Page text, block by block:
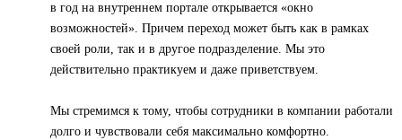
в год на внутреннем портале открывается «окно
возможностей». Причем переход может быть как в рамках
своей роли, так и в другое подразделение. Мы это
действительно практикуем и даже приветствуем.
Мы стремимся к тому, чтобы сотрудники в компании работали
долго и чувствовали себя максимально комфортно.